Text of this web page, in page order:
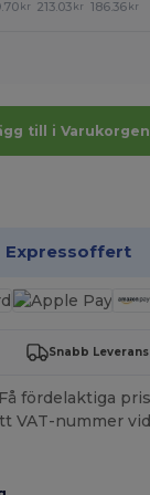
kr 213.03 kr 186.36 kr
till i Varukorgen
Expressoffert
Snabb Leverans
fördelaktiga
VAT-nummer